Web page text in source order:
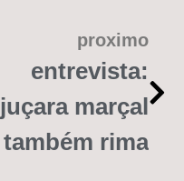
proximo
entrevista:
juçara marçal
também rima